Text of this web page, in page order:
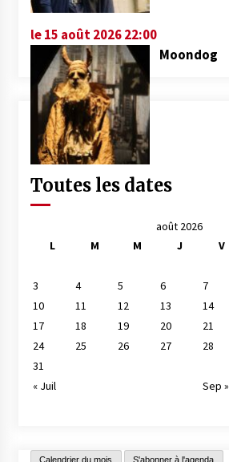
le 15 août 2026 22:00
Moondog
Toutes les dates
août 2026
L
M M J V
3
4 5 6 7
10
11 12 13 14
17
18 19 20 21
24
25 26 27 28
31
« Juil
Sep »
Calendrier du mois S'abonner à l'agenda